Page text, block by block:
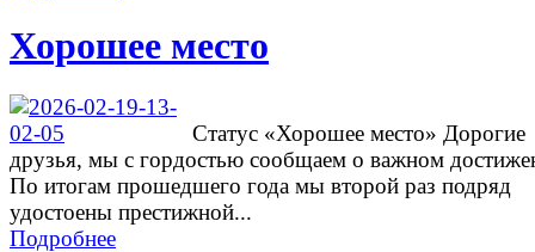
Хорошее место
Cтатус «Хорошее место» Дорогие
друзья, мы с гордостью сообщаем о важном
По итогам прошедшего года мы второй раз подряд
удостоены престижной...
Подробнее